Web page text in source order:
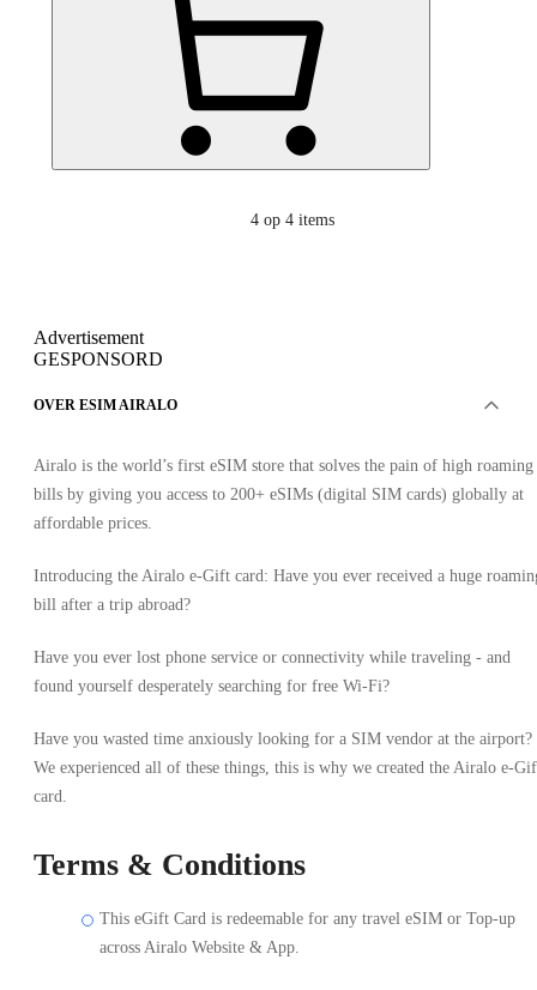
4 op 4 items
Advertisement
GESPONSORD
OVER ESIM AIRALO
Airalo is the world’s first eSIM store that solves the pain of high roaming
bills by giving you access to 200+ eSIMs (digital SIM cards) globally at
affordable prices.
Introducing the Airalo e-Gift card: Have you ever received a huge
bill after a trip abroad?
Have you ever lost phone service or connectivity while traveling - and
found yourself desperately searching for free Wi-Fi?
Have you wasted time anxiously looking for a SIM vendor at the airport?
We experienced all of these things, this is why we created the Airalo e-
card.
Terms & Conditions
This eGift Card is redeemable for any travel eSIM or Top-up
across Airalo Website & App.